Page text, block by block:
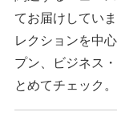
てお届けしてい
レクションを中
プン、ビジネス
とめてチェック。